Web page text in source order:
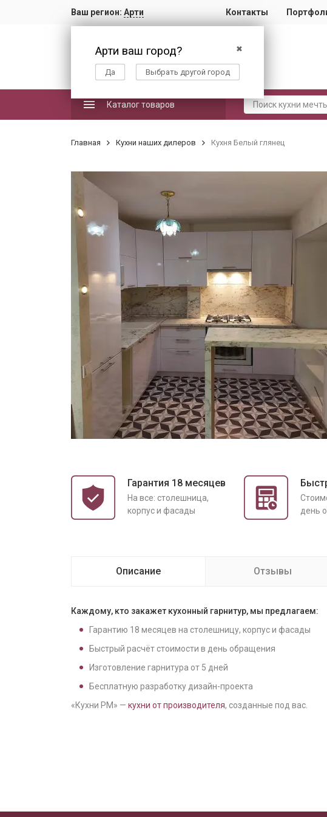
Ваш регион: Арти
✖
Арти ваш город?
Да Выбрать другой город
Контакты
Каталог товаров
Главная Кухни наших дилеров Кухня Белый глянец
Гарантия 18 месяцев
На все: столешница,
корпус и фасады
день
Описание Отзывы
Каждому, кто закажет кухонный гарнитур, мы предлагаем:
Гарантию 18 месяцев на столешницу, корпус и фасады
Быстрый расчёт стоимости в день обращения
Изготовление гарнитура от 5 дней
Бесплатную разработку дизайн-проекта
«Кухни РМ» — кухни от производителя, созданные под вас.